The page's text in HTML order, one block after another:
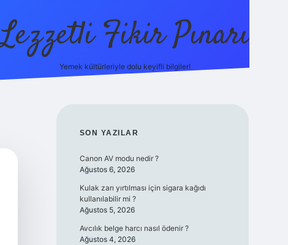
Lezzetli Fikir Pınarı
Yemek kültürleriyle dolu keyifli bilgiler!
SIDEBAR
SON YAZILAR
Canon AV modu nedir ?
Ağustos 6, 2026
Kulak zarı yırtılması için sigara kağıdı
kullanılabilir mi ?
Ağustos 5, 2026
Avcılık belge harcı nasıl ödenir ?
Ağustos 4, 2026